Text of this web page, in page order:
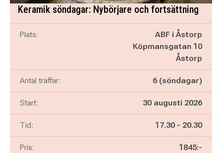
Keramik söndagar: Nybörjare och fortsättning
Plats:
ABF i Åstorp
Köpmansgatan 10
Åstorp
Antal träffar: 6 (söndagar)
Start: 30 augusti 2026
Tid: Pågår mellan
17.30 - och
20.30
Pris: 1845:-